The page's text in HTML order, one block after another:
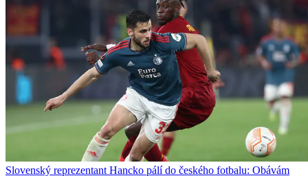
Slovenský reprezentant Hancko pálí do českého fotbalu: Obávám